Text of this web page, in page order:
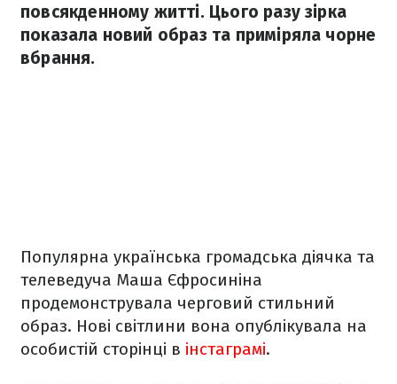
повсякденному житті. Цього разу зірка
показала новий образ та приміряла чорне
вбрання.
Популярна українська громадська діячка та
телеведуча Маша Єфросиніна
продемонструвала черговий стильний
образ. Нові світлини вона опублікувала на
особистій сторінці в інстаграмі.